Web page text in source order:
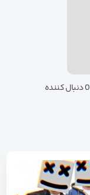
0 دنبال کننده